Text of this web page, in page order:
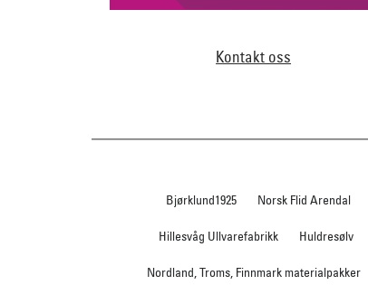
Kontakt oss
Bjørklund1925 Norsk Flid Arendal
Hillesvåg Ullvarefabrikk Huldresølv
Nordland, Troms, Finnmark materialpakker